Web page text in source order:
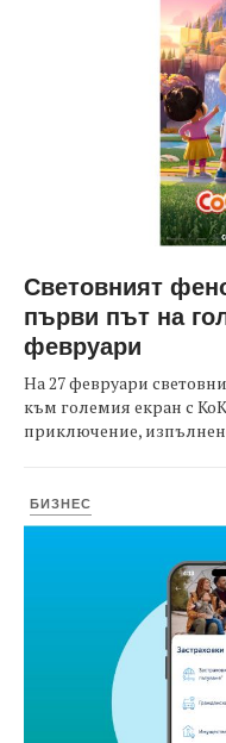
Световният
първи път на
февруари
На 27 февруари
към големия екран с
приключение,
БИЗНЕС